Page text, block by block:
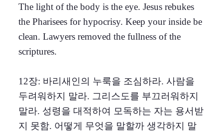
The light of the body is the eye. Jesus rebukes
the Pharisees for hypocrisy. Keep your inside be
clean. Lawyers removed the fullness of the
scriptures.
12장: 바리새인의 누룩을 조심하라. 사람을
두려워하지 말라. 그리스도를 부끄러워하지
말라. 성령을 대적하여 모독하는 자는 용서받
지 못함. 어떻게 무엇을 말할까 생각하지 말